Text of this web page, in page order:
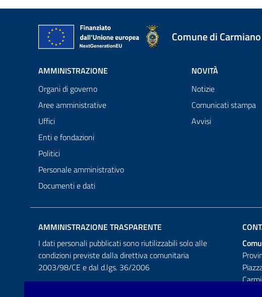
Comune di Carmiano
AMMINISTRAZIONE
Organi di governo
Aree amministrative
Uffici
Enti e fondazioni
Politici
Personale amministrativo
Documenti e dati
NOVITÀ
Notizie
Comunicati stampa
Avvisi
AMMINISTRAZIONE TRASPARENTE
I dati personali pubblicati sono riutilizzabili solo alle
condizioni previste dalla direttiva comunitaria
2003/98/CE e dal d.lgs. 36/2006